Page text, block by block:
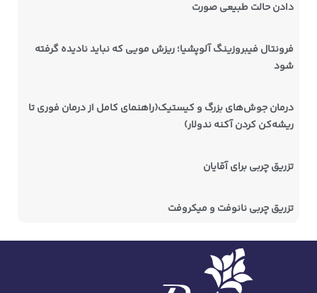
دادن حالت طبیعی صورت
فرونتال فیبروزینگ آلوپشیا؛ ریزش مویی که نباید نادیده گرفته
شود
درمان جوش‌های بزرگ و کیستیک(راهنمای کامل از درمان فوری تا
ریشه‌کن کردن آکنه ندولار)
تزریق چربی برای آقایان
تزریق چربی نانوفت و میکروفت